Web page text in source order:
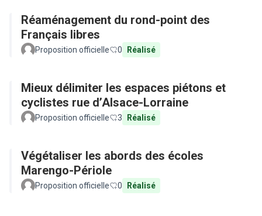
Réaménagement du rond-point des
Français libres
Proposition officielle 0 Réalisé
Mieux délimiter les espaces piétons et
cyclistes rue d’Alsace-Lorraine
Proposition officielle 3 Réalisé
Végétaliser les abords des écoles
Marengo-Périole
Proposition officielle 0 Réalisé